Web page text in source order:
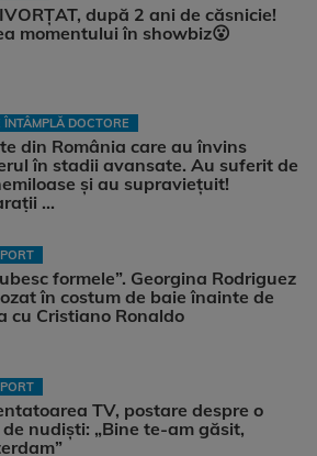
după 2 ani de căsnicie!
momentului în showbiz😮
ÎNTÂMPLĂ DOCTORE
din România care au învins
în stadii avansate. Au suferit de
şi au supravieţuit!
...
formele”. Georgina Rodriguez
în costum de baie înainte de
cu Cristiano Ronaldo
TV, postare despre o
nudiști: „Bine te-am găsit,